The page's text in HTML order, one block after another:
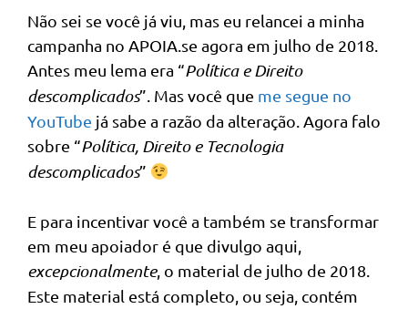
Não sei se você já viu, mas eu relancei a minha
campanha no APOIA.se agora em julho de 2018.
Antes meu lema era “Política e Direito
descomplicados”. Mas você que me segue no
YouTube já sabe a razão da alteração. Agora falo
sobre “Política, Direito e Tecnologia
descomplicados”
E para incentivar você a também se transformar
em meu apoiador é que divulgo aqui,
excepcionalmente, o material de julho de 2018.
Este material está completo, ou seja, contém